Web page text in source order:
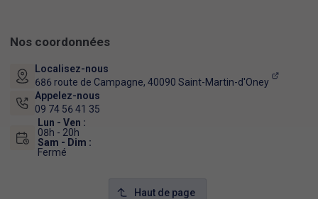
Nos coordonnées
Localisez-nous
686 route de Campagne, 40090 Saint-Martin-d'Oney
Appelez-nous
09 74 56 41 35
Lun - Ven :
08h - 20h
Sam - Dim :
Fermé
Haut de page